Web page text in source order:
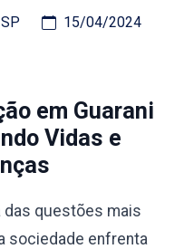
15/04/2024
em Guarani
Vidas e
das questões mais
sociedade enfrenta